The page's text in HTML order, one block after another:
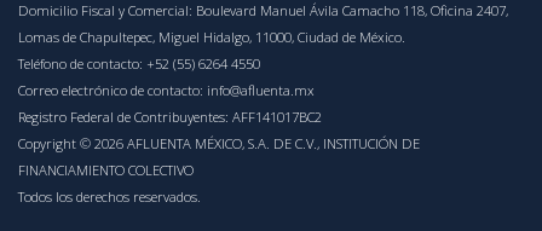
Domicilio Fiscal y Comercial: Boulevard Manuel Ávila Camacho 118, Oficina 2407,
Lomas de Chapultepec, Miguel Hidalgo, 11000, Ciudad de México.
Teléfono de contacto: +52 (55) 6264 4550
Correo electrónico de contacto: info@afluenta.mx
Registro Federal de Contribuyentes: AFF141017BC2
Copyright © 2026 AFLUENTA MÉXICO, S.A. DE C.V., INSTITUCIÓN DE
FINANCIAMIENTO COLECTIVO
Todos los derechos reservados.